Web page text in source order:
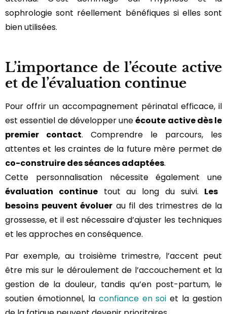
sophrologie sont réellement bénéfiques si elles sont
bien utilisées.
L’importance de l’écoute active
et de l’évaluation continue
Pour offrir un accompagnement périnatal efficace, il
est essentiel de développer uneécoute active dès le
premier contact. Comprendre le parcours, les
attentes et les craintes de la future mère permet de
co-construire des séances adaptées.
Cette personnalisation nécessite également une
évaluation continuetout au long du suivi. Les
besoins peuvent évoluer au fil des trimestres de la
grossesse, et il est nécessaire d’ajuster les techniques
et les approches en conséquence.
Par exemple, au troisième trimestre, l’accent peut
être mis sur le déroulement de l’accouchement et la
gestion de la douleur, tandis qu’en post-partum, le
soutien émotionnel, la confiance en soi et la gestion